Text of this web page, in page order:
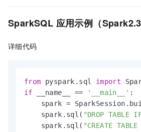
SparkSQL 应用示例（Spark2.3
详细代码
from pyspark.sql import
if __name__ == '__main__' :
spark =
    spark.sql(
"DROP
    spark.sql(
"CREATE